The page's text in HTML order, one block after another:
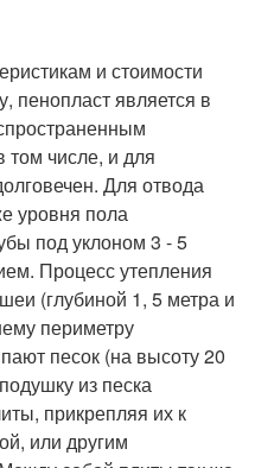
и стоимости
пенопласт является в
числе, и для
Для отвода
уровня пола
под уклоном 3 - 5
Процесс утепления
(глубиной 1, 5 метра и
периметру
песок (на высоту 20
из песка
прикрепляя их к
или другим